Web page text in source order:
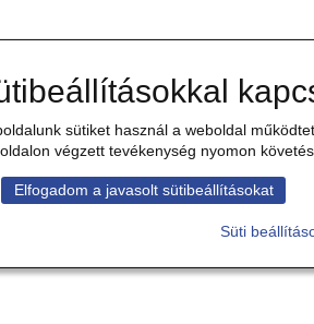
sütiket használ a weboldal
végzett tevékenység nyomon
Elfogadom a javasolt sütibeállításokat
Süti